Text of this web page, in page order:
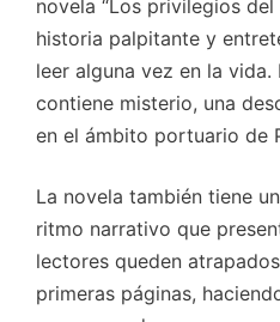
novela “Los privilegios
historia palpitante y
leer alguna vez en la
contiene misterio, una
en el ámbito portuario de
La novela también tiene
ritmo narrativo que
lectores queden
primeras páginas,